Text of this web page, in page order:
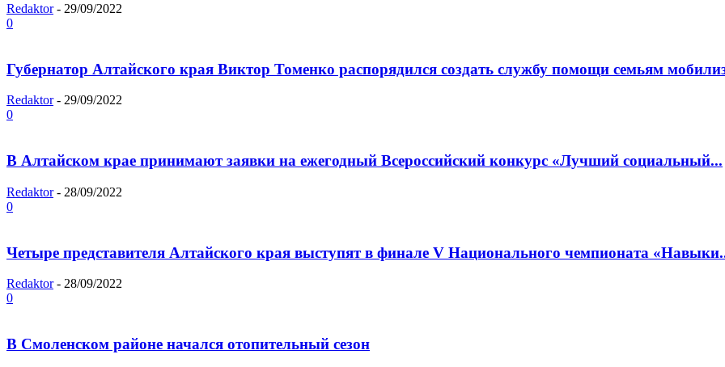
Redaktor - 29/09/2022
0
Губернатор Алтайского края Виктор Томенко распорядился создать службу помощи семьям
Redaktor - 29/09/2022
0
В Алтайском крае принимают заявки на ежегодный Всероссийский конкурс «Лучший социальный...
Redaktor - 28/09/2022
0
Четыре представителя Алтайского края выступят в финале V Национального чемпионата
Redaktor - 28/09/2022
0
В Смоленском районе начался отопительный сезон